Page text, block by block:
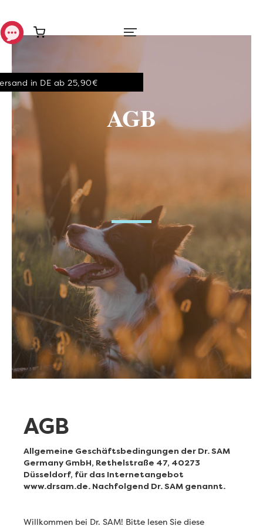
Tierärztlich geprüfte Produkte
AGB
AGB
Allgemeine Geschäftsbedingungen der Dr. SAM
Germany GmbH, Rethelstraße 47, 40273
Düsseldorf, für das Internetangebot
www.drsam.de. Nachfolgend Dr. SAM genannt.
Willkommen bei Dr. SAM! Bitte lesen Sie diese